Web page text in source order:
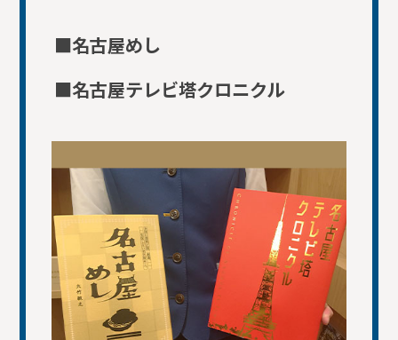
■名古屋めし
■名古屋テレビ塔クロニクル